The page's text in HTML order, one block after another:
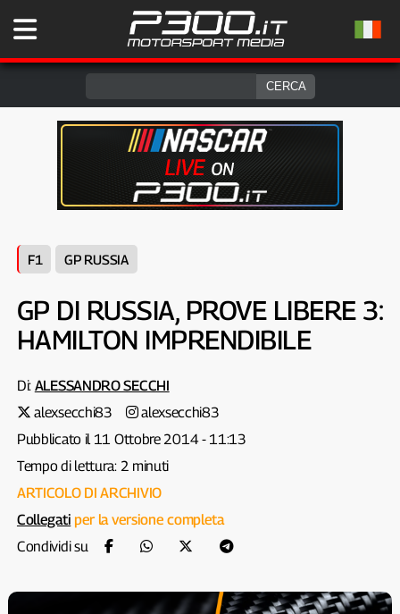
F1 GP RUSSIA
GP DI RUSSIA, PROVE LIBERE 3:
HAMILTON IMPRENDIBILE
Di: ALESSANDRO SECCHI
alexsecchi83
alexsecchi83
Pubblicato il 11 Ottobre 2014 - 11:13
Tempo di lettura: 2 minuti
ARTICOLO DI ARCHIVIO
Collegati per la versione completa
Condividi su